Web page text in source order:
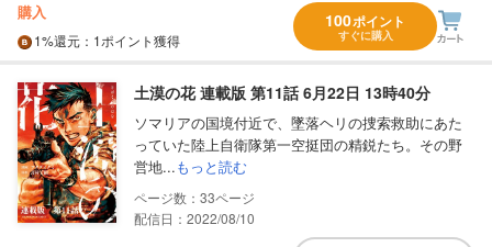
購入
1%還元 ：1ポイント獲得
100ポイント
すぐに購入
土漠の花 連載版 第11話 6月22日 13時40分
ソマリアの国境付近で、墜落ヘリの捜索救助にあた
っていた陸上自衛隊第一空挺団の精鋭たち。その野
営地...もっと読む
33
配信日：2022/08/10